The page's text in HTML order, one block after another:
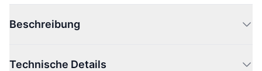
Beschreibung
Technische Details